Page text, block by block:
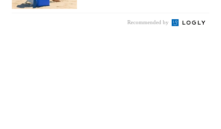
Recommended by